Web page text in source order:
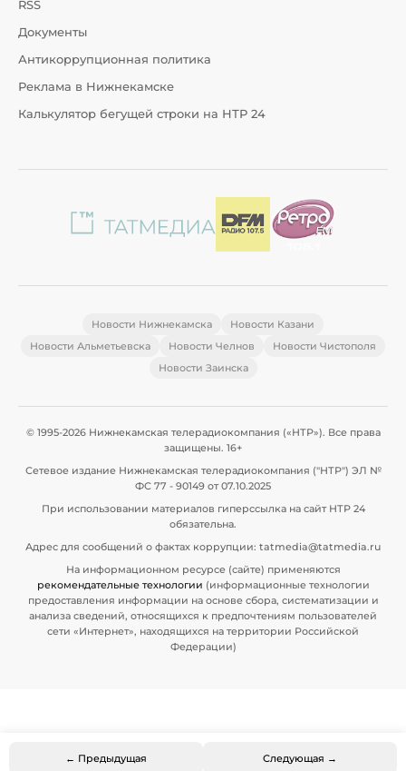
← Предыдущая Следующая →
RSS
Документы
Антикоррупционная политика
Реклама в Нижнекамске
Калькулятор бегущей строки на НТР 24
Новости Нижнекамска
Новости Казани
Новости Альметьевска
Новости Челнов
Новости Чистополя
Новости Заинска
© 1995-2026 Нижнекамская телерадиокомпания («НТР»). Все права
защищены. 16+
Сетевое издание Нижнекамская телерадиокомпания ("НТР") ЭЛ №
ФС 77 - 90149 от 07.10.2025
При использовании материалов гиперссылка на сайт НТР 24
обязательна.
Адрес для сообщений о фактах коррупции: tatmedia@tatmedia.ru
На информационном ресурсе (сайте) применяются
рекомендательные технологии (информационные технологии
предоставления информации на основе сбора, систематизации и
анализа сведений, относящихся к предпочтениям пользователей
сети «Интернет», находящихся на территории Российской
Федерации)